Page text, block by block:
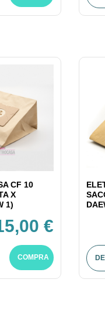
CF 10
X
1)
€
COMPRA